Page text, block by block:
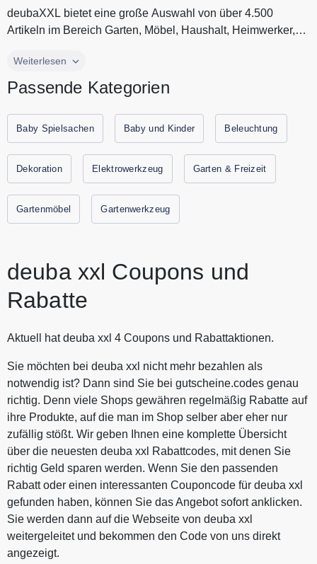
Aktionen und Gutscheinen
kombinierbar.
deubaXXL bietet eine große Auswahl von über 4.500
Artikeln im Bereich Garten, Möbel, Haushalt, Heimwerker,
deubaXXL bietet eine große Auswahl von über 4.500
Spielzeug, Sport und Tier. Vom Last Minute Geschenk bis
Sitzgarnitur für Ihren Garten bis zum unverzichtbaren
Heimwerkerset für den Hausgebrauch finden Sie alles in
dem Onlineshop. Sparen Sie jetzt durch Gutscheine.codes
mit den aktuellen Gutscheinen und Rabattaktionen von
deubaXXL.
Weiterlesen
Passende Kategorien
Baby Spielsachen Baby und Kinder Beleuchtung
Dekoration Elektrowerkzeug Garten & Freizeit
Gartenmöbel Gartenwerkzeug
deuba xxl Coupons und
Rabatte
Aktuell hat deuba xxl 4 Coupons und Rabattaktionen.
Sie möchten bei deuba xxl nicht mehr bezahlen als
notwendig ist? Dann sind Sie bei gutscheine.codes genau
richtig. Denn viele Shops gewähren regelmäßig Rabatte auf
ihre Produkte, auf die man im Shop selber aber eher nur
zufällig stößt. Wir geben Ihnen eine komplette Übersicht
über die neuesten deuba xxl Rabattcodes, mit denen Sie
richtig Geld sparen werden. Wenn Sie den passenden
Rabatt oder einen interessanten Couponcode für deuba xxl
gefunden haben, können Sie das Angebot sofort anklicken.
Sie werden dann auf die Webseite von deuba xxl
weitergeleitet und bekommen den Code von uns direkt
angezeigt.